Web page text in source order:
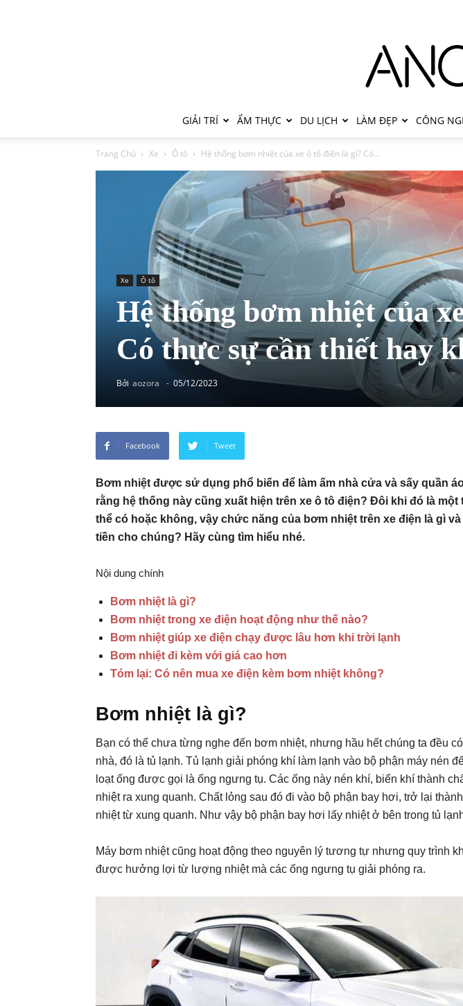
GIẢI TRÍ ẨM THỰC DU LỊCH LÀM ĐẸP CÔNG
Trang Chủ Xe Ô tô Hệ thống bơm nhiệt của xe ô tô điện là gì? Có...
Xe Ô tô
Hệ thống bơm nhiệt của
Có thực sự cần thiết hay
Bởi aozora - 05/12/2023
Facebook Tweet
Bơm nhiệt được sử dụng phổ biến để làm ấm nhà cửa và sấy quần
rằng hệ thống này cũng xuất hiện trên xe ô tô điện? Đôi khi đó là
thể có hoặc không, vậy chức năng của bơm nhiệt trên xe điện là gì
tiền cho chúng? Hãy cùng tìm hiểu nhé.
Nội dung chính
Bơm nhiệt là gì?
Bơm nhiệt trong xe điện hoạt động như thế nào?
Bơm nhiệt giúp xe điện chạy được lâu hơn khi trời lạnh
Bơm nhiệt đi kèm với giá cao hơn
Tóm lại: Có nên mua xe điện kèm bơm nhiệt không?
Bơm nhiệt là gì?
Bạn có thể chưa từng nghe đến bơm nhiệt, nhưng hầu hết chúng ta đều
nhà, đó là tủ lạnh. Tủ lạnh giải phóng khí làm lạnh vào bộ phận máy nén
loạt ống được gọi là ống ngưng tụ. Các ống này nén khí, biến khí thành
nhiệt ra xung quanh. Chất lỏng sau đó đi vào bộ phận bay hơi, trở lại
nhiệt từ xung quanh. Như vậy bộ phận bay hơi lấy nhiệt ở bên trong tủ
Máy bơm nhiệt cũng hoạt động theo nguyên lý tương tự nhưng quy trình
được hưởng lợi từ lượng nhiệt mà các ống ngưng tụ giải phóng ra.